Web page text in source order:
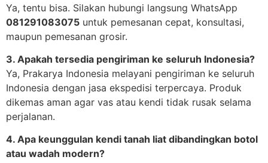
Ya, tentu bisa. Silakan hubungi langsung WhatsApp
081291083075 untuk pemesanan cepat, konsultasi,
maupun pemesanan grosir.
3. Apakah tersedia pengiriman ke seluruh Indonesia?
Ya, Prakarya Indonesia melayani pengiriman ke seluruh
Indonesia dengan jasa ekspedisi terpercaya. Produk
dikemas aman agar vas atau kendi tidak rusak selama
perjalanan.
4. Apa keunggulan kendi tanah liat dibandingkan botol
atau wadah modern?